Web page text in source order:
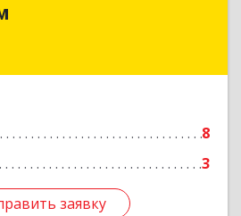
8
3
заявку
край, Ставрополь г,
заявку